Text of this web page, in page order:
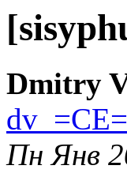
Dmitry
Пн Янв